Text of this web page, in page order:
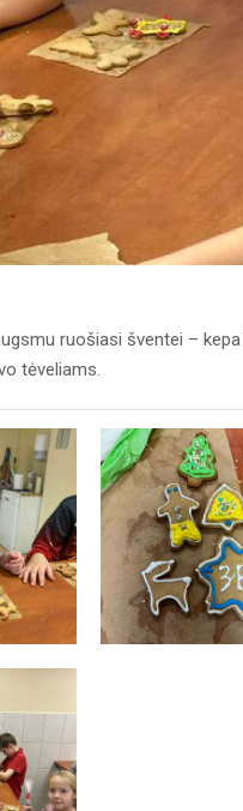
ruošiasi šventei –
tėveliams.